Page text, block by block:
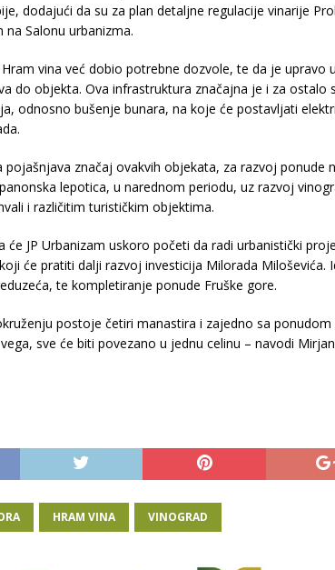
dodajući da su za plan detaljne regulacije vinarije
Salonu urbanizma.
vina već dobio potrebne dozvole, te da je upravo
do objekta. Ova infrastruktura značajna je i za ostalo
odnosno bušenje bunara, na koje će postavljati
pojašnjava značaj ovakvih objekata, za razvoj ponude
lepotica, u narednom periodu, uz razvoj
i različitim turističkim objektima.
će JP Urbanizam uskoro početi da radi urbanistički
će pratiti dalji razvoj investicija Milorada Miloševića.
te kompletiranje ponude Fruške gore.
postoje četiri manastira i zajedno sa ponudom
sve će biti povezano u jednu celinu – navodi
HRAM VINA VINOGRAD